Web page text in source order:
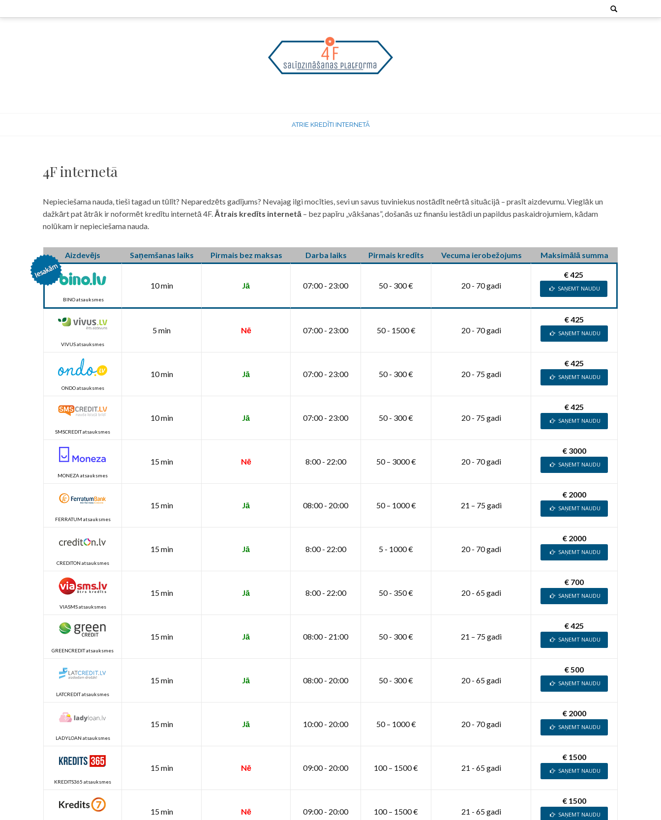
to
Search
for:
ATRIE KREDĪTI INTERNETĀ
4F internetā
Nepieciešama nauda, tieši tagad un tūlīt? Neparedzēts gadījums? Nevajag ilgi mocīties, sevi un savus tuviniekus nostādīt neērtā situācijā – prasīt aizdevumu. Vieglāk un
dažkārt pat ātrāk ir noformēt kredītu internetā 4F. Ātrais kredīts internetā – bez papīru „vākšanas”, došanās uz finanšu iestādi un papildus paskaidrojumiem, kādam
nolūkam ir nepieciešama nauda.
Aizdevējs Saņemšanas laiks Pirmais bez maksas Darba laiks Pirmais kredīts Vecuma ierobežojums Maksimālā summa
BINO atsauksmes
10 min Jā 07:00 - 23:00 50 - 300 € 20 - 70 gadi
€ 425
SAŅEMT NAUDU
VIVUS atsauksmes
5 min Nē 07:00 - 23:00 50 - 1500 € 20 - 70 gadi
€ 425
SAŅEMT NAUDU
ONDO atsauksmes
10 min Jā 07:00 - 23:00 50 - 300 € 20 - 75 gadi
€ 425
SAŅEMT NAUDU
SMSCREDIT atsauksmes
10 min Jā 07:00 - 23:00 50 - 300 € 20 - 75 gadi
€ 425
SAŅEMT NAUDU
MONEZA atsauksmes
15 min Nē 8:00 - 22:00 50 – 3000 € 20 - 70 gadi
€ 3000
SAŅEMT NAUDU
FERRATUM atsauksmes
15 min Jā 08:00 - 20:00 50 – 1000 € 21 – 75 gadi
€ 2000
SAŅEMT NAUDU
CREDITON atsauksmes
15 min Jā 8:00 - 22:00 5 - 1000 € 20 - 70 gadi
€ 2000
SAŅEMT NAUDU
VIASMS atsauksmes
15 min Jā 8:00 - 22:00 50 - 350 € 20 - 65 gadi
€ 700
SAŅEMT NAUDU
GREENCREDIT atsauksmes
15 min Jā 08:00 - 21:00 50 - 300 € 21 – 75 gadi
€ 425
SAŅEMT NAUDU
LATCREDIT atsauksmes
15 min Jā 08:00 - 20:00 50 - 300 € 20 - 65 gadi
€ 500
SAŅEMT NAUDU
LADYLOAN atsauksmes
15 min Jā 10:00 - 20:00 50 – 1000 € 20 - 70 gadi
€ 2000
SAŅEMT NAUDU
KREDITS365 atsauksmes
15 min Nē 09:00 - 20:00 100 – 1500 € 21 - 65 gadi
€ 1500
SAŅEMT NAUDU
15 min Nē 09:00 - 20:00 100 – 1500 € 21 - 65 gadi
€ 1500
SAŅEMT NAUDU